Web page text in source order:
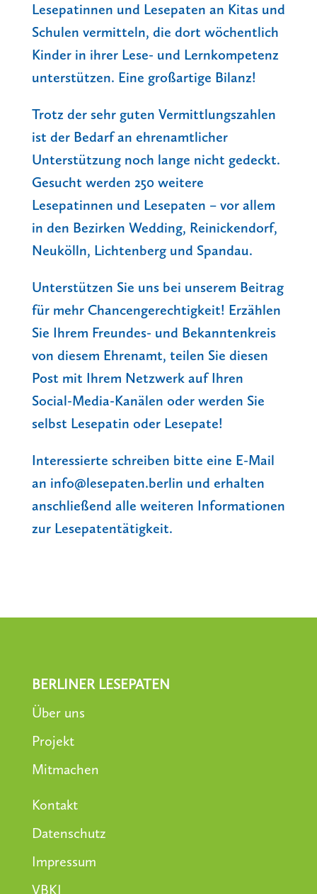
Lesepatinnen und Lesepaten an Kitas und
Schulen vermitteln, die dort wöchentlich
Kinder in ihrer Lese- und Lernkompetenz
unterstützen. Eine großartige Bilanz!
Trotz der sehr guten Vermittlungszahlen
ist der Bedarf an ehrenamtlicher
Unterstützung noch lange nicht gedeckt.
Gesucht werden 250 weitere
Lesepatinnen und Lesepaten – vor allem
in den Bezirken Wedding, Reinickendorf,
Neukölln, Lichtenberg und Spandau.
Unterstützen Sie uns bei unserem Beitrag
für mehr Chancengerechtigkeit! Erzählen
Sie Ihrem Freundes- und Bekanntenkreis
von diesem Ehrenamt, teilen Sie diesen
Post mit Ihrem Netzwerk auf Ihren
Social-Media-Kanälen oder werden Sie
selbst Lesepatin oder Lesepate!
Interessierte schreiben bitte eine E-Mail
an info@lesepaten.berlin und erhalten
anschließend alle weiteren Informationen
zur Lesepatentätigkeit.
BERLINER LESEPATEN
Über uns
Projekt
Mitmachen
Kontakt
Datenschutz
Impressum
VBKI